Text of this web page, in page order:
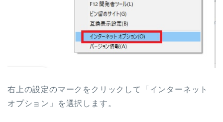
右上の設定のマークをクリックして「インターネット
オプション」を選択します。